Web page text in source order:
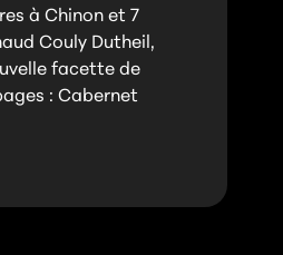
à Chinon et 7
Couly Dutheil,
facette de
: Cabernet